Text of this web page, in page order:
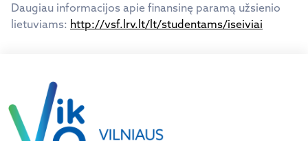
Daugiau informacijos apie finansinę paramą užsienio
lietuviams: http://vsf.lrv.lt/lt/studentams/iseiviai